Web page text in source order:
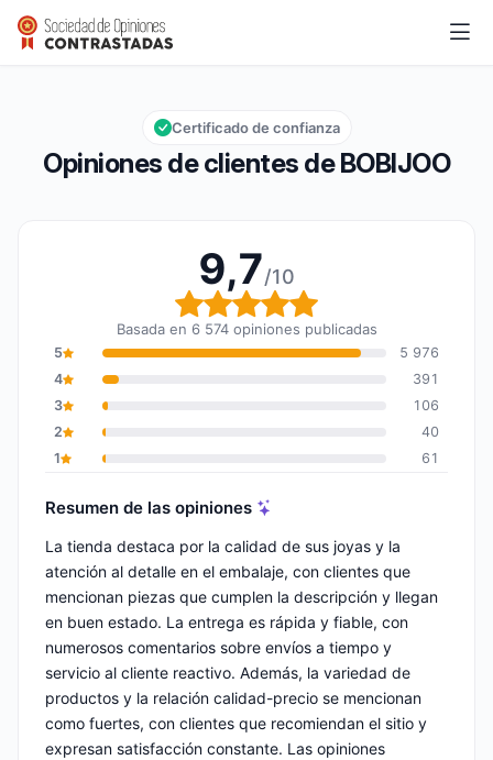
BOBIJOO
Calificación global: 9,7 de 10
9,7/10
Opiniones de clientes de BOBIJOO
Certificado de confianza
9,7/10
Calificación global: 9,7
Basada en 6 574 opiniones publicadas
5
5 976
4
391
3
106
2
40
1
61
Resumen de las opiniones
La tienda destaca por la calidad de sus joyas y la
atención al detalle en el embalaje, con clientes que
mencionan piezas que cumplen la descripción y llegan
en buen estado. La entrega es rápida y fiable, con
numerosos comentarios sobre envíos a tiempo y
servicio al cliente reactivo. Además, la variedad de
productos y la relación calidad-precio se mencionan
como fuertes, con clientes que recomiendan el sitio y
expresan satisfacción constante. Las opiniones